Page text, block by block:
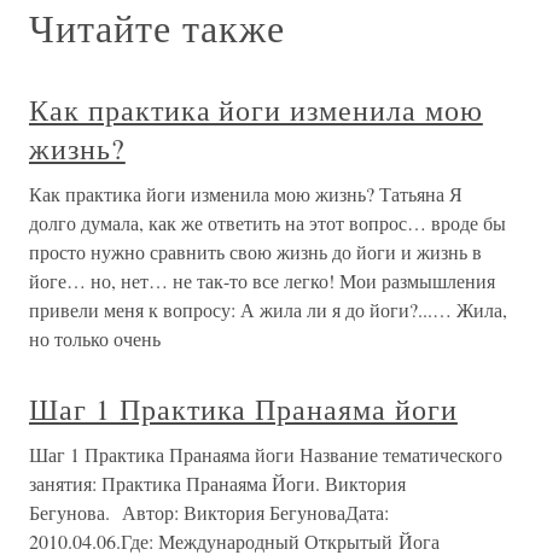
Читайте также
Как практика йоги изменила мою
жизнь?
Как практика йоги изменила мою жизнь? Татьяна Я
долго думала, как же ответить на этот вопрос… вроде бы
просто нужно сравнить свою жизнь до йоги и жизнь в
йоге… но, нет… не так-то все легко! Мои размышления
привели меня к вопросу: А жила ли я до йоги?...… Жила,
но только очень
Шаг 1 Практика Пранаяма йоги
Шаг 1 Практика Пранаяма йоги Название тематического
занятия: Практика Пранаяма Йоги. Виктория
Бегунова. Автор: Виктория БегуноваДата:
2010.04.06.Где: Международный Открытый Йога